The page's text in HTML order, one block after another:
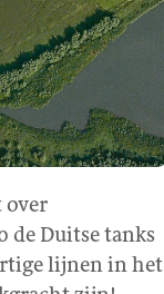
over
de Duitse tanks
lijnen in het